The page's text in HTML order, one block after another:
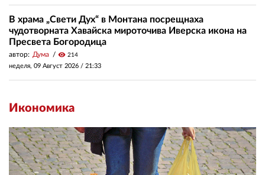
В храма „Свети Дух“ в Монтана посрещнаха
чудотворната Хавайска мироточива Иверска икона на
Пресвета Богородица
автор: Дума visibility 214
неделя, 09 Август 2026 / 21:33
Икономика